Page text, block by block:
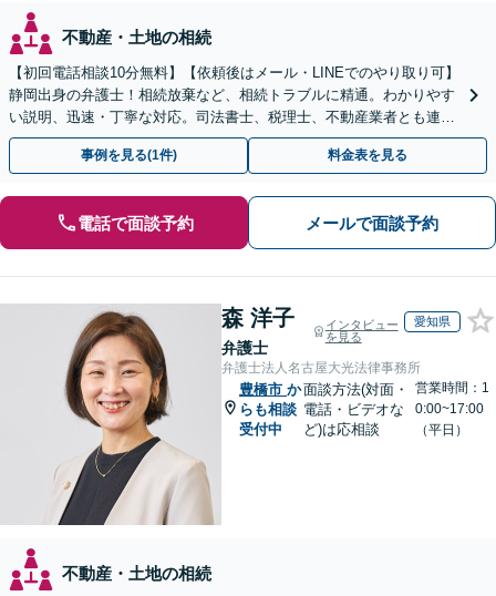
不動産・土地の相続
【初回電話相談10分無料】【依頼後はメール・LINEでのやり取り可】
静岡出身の弁護士！相続放棄など、相続トラブルに精通。わかりやす
い説明、迅速・丁寧な対応。司法書士、税理士、不動産業者とも連携
し、遺産相続をトータルサポート【完全個室相談】
事例を見る(1件) 料金表を見る
電話で面談予約 メールで面談予約
森 洋子
弁護士
インタビュー
を見る
愛知県
弁護士法人名古屋大光法律事務所
豊橋市 か
らも相談
受付中
面談方法(対面・
電話・ビデオな
ど)は応相談
営業時間：1
0:00~17:00
（平日）
不動産・土地の相続